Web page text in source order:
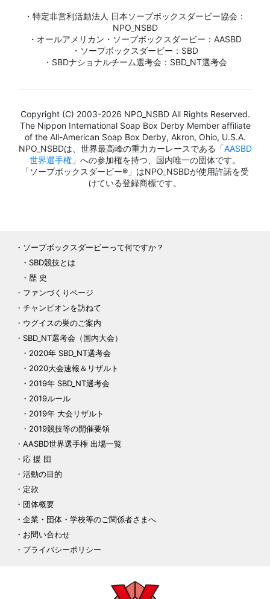
・特定非営利活動法人 日本ソープボックスダービー協会：
NPO_NSBD
・オールアメリカン・ソープボックスダービー：AASBD
・ソープボックスダービー：SBD
・SBDナショナルチーム選考会：SBD_NT選考会
Copyright (C) 2003-2026 NPO_NSBD All Rights Reserved.
The Nippon International Soap Box Derby Member affiliate
of the All-American Soap Box Derby, Akron, Ohio, U.S.A.
NPO_NSBDは、世界最高峰の重力カーレースである「AASBD
世界選手権 」への参加権を持つ、国内唯一の団体です。
「ソープボックスダービー®」はNPO_NSBDが使用許諾を受
けている登録商標です。
ソープボックスダービーって何ですか？
SBD競技とは
歴 史
ファンづくりページ
チャンピオンを訪ねて
ウグイスの巣のご案内
SBD_NT選考会（国内大会）
2020年 SBD_NT選考会
2020大会速報＆リザルト
2019年 SBD_NT選考会
2019ルール
2019年 大会リザルト
2019競技等の開催要領
AASBD世界選手権 出場一覧
応 援 団
活動の目的
定款
団体概要
企業・団体・学校等のご関係者さまへ
お問い合わせ
プライバシーポリシー